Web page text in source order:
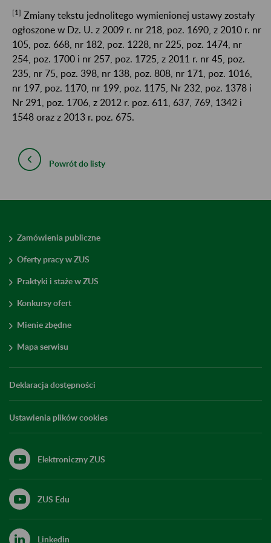
[1] Zmiany tekstu jednolitego wymienionej ustawy zostały
ogłoszone w Dz. U. z 2009 r. nr 218, poz. 1690, z 2010 r. nr
105, poz. 668, nr 182, poz. 1228, nr 225, poz. 1474, nr
254, poz. 1700 i nr 257, poz. 1725, z 2011 r. nr 45, poz.
235, nr 75, poz. 398, nr 138, poz. 808, nr 171, poz. 1016,
nr 197, poz. 1170, nr 199, poz. 1175, Nr 232, poz. 1378 i
Nr 291, poz. 1706, z 2012 r. poz. 611, 637, 769, 1342 i
1548 oraz z 2013 r. poz. 675.
Powrót do listy
Zamówienia publiczne
Oferty pracy w ZUS
Praktyki i staże w ZUS
Konkursy ofert
Mienie zbędne
Mapa serwisu
Deklaracja dostępności
Ustawienia plików cookies
Elektroniczny ZUS
ZUS Edu
Linkedin